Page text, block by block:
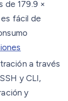
de 179.9 ×
es fácil de
a través
y CLI,
y